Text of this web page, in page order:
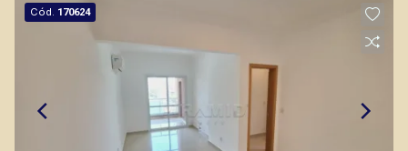
Thamiris Leandra Benevides
(16) 99263-0551
CORRETOR DE PLANTÃO
Cód. 170624